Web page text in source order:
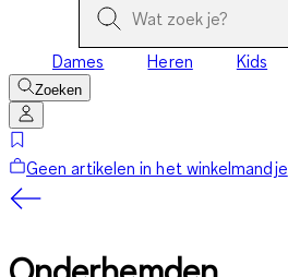
Dames Heren Kids
Zoeken
Geen artikelen in het winkelmandje